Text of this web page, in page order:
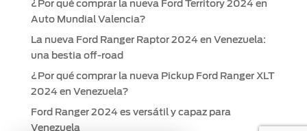
¿Por qué comprar la nueva Ford Territory 2024 en
Auto Mundial Valencia?
La nueva Ford Ranger Raptor 2024 en Venezuela:
una bestia off-road
¿Por qué comprar la nueva Pickup Ford Ranger XLT
2024 en Venezuela?
Ford Ranger 2024 es versátil y capaz para
Venezuela